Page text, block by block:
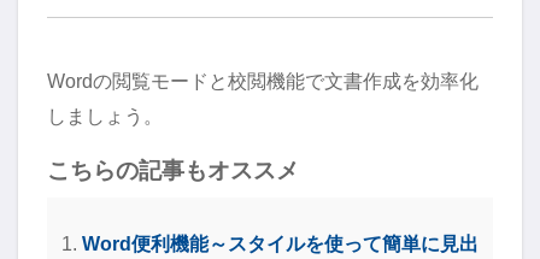
Wordの閲覧モードと校閲機能で文書作成を効率化
しましょう。
こちらの記事もオススメ
Word便利機能～スタイルを使って簡単に見出